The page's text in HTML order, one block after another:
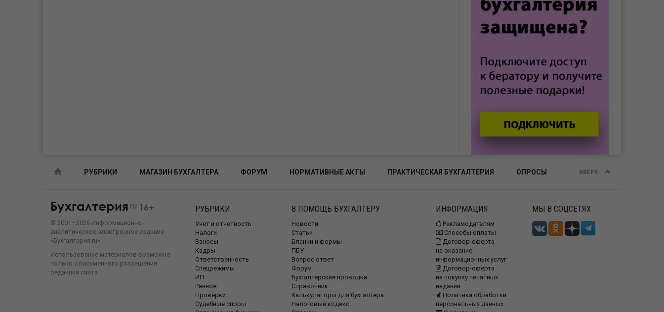
РУБРИКИ МАГАЗИН БУХГАЛТЕРА ФОРУМ НОРМАТИВНЫЕ АКТЫ ПРАКТИЧЕСКАЯ БУХГАЛТЕРИЯ ОПРОСЫ ВВЕРХ
Бухгалтерия ru 16+
© 2001—2026 Информационно-
аналитическое электронное издание
«Бухгалтерия.ru»
Использование материалов возможно
только с письменного разрешения
редакции сайта
РУБРИКИ
Учет и отчетность
Налоги
Взносы
Кадры
Ответственность
Спецрежимы
ИП
Разное
Проверки
Судебные споры
В ПОМОЩЬ БУХГАЛТЕРУ
Новости
Статьи
Бланки и формы
ПБУ
Вопрос ответ
Форум
Бухгалтерские проводки
Справочник
Калькуляторы для бухгалтера
Налоговый кодекс
ИНФОРМАЦИЯ
Рекламодателям
Способы оплаты
Договор-оферта
на оказание
информационных услуг
Договор-оферта
на покупку печатных
изданий
Политика обработки
персональных данных
МЫ В СОЦСЕТЯХ